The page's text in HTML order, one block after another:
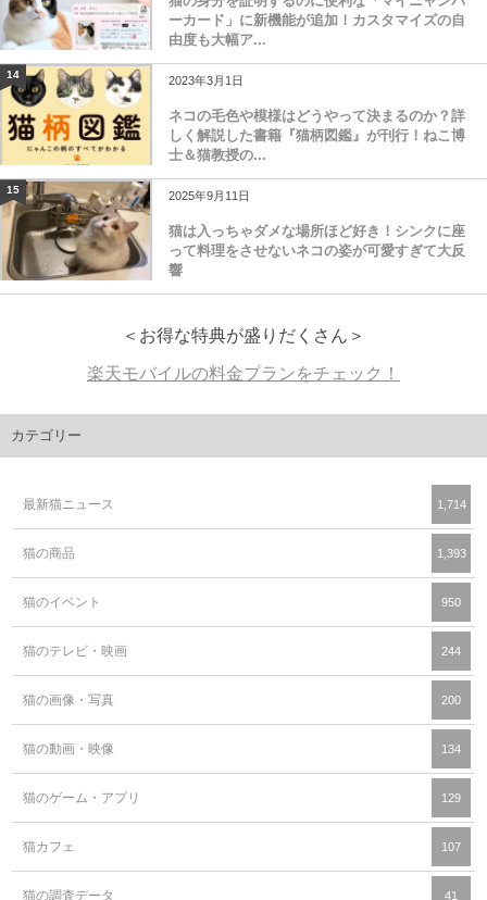
ーカード」に新機能が追加！カスタマイズの自
由度も大幅ア...
14 2023年3月1日
ネコの毛色や模様はどうやって決まるのか？詳
しく解説した書籍『猫柄図鑑』が刊行！ねこ博
士＆猫教授の...
15 2025年9月11日
猫は入っちゃダメな場所ほど好き！シンクに座
って料理をさせないネコの姿が可愛すぎて大反
響
＜お得な特典が盛りだくさん＞
楽天モバイルの料金プランをチェック！
カテゴリー
最新猫ニュース 1,714
猫の商品 1,393
猫のイベント 950
猫のテレビ・映画 244
猫の画像・写真 200
猫の動画・映像 134
猫のゲーム・アプリ 129
猫カフェ 107
猫の調査データ 41